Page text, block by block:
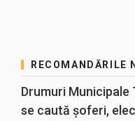
RECOMANDĂRILE
Drumuri
se caută șoferi,